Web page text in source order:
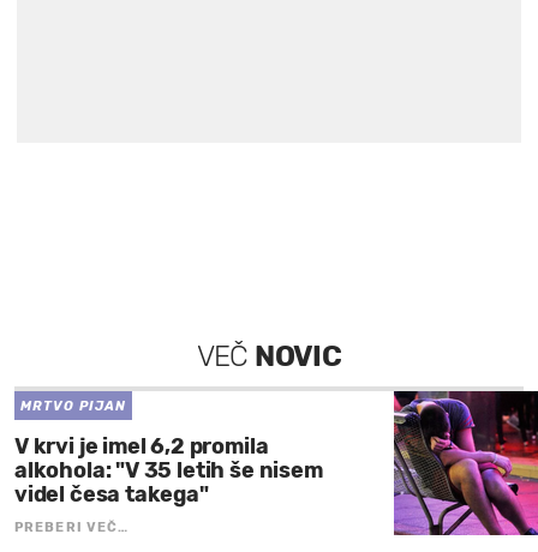
VEČ NOVIC
MRTVO PIJAN
V krvi je imel 6,2 promila
alkohola: "V 35 letih še nisem
videl česa takega"
PREBERI VEČ…